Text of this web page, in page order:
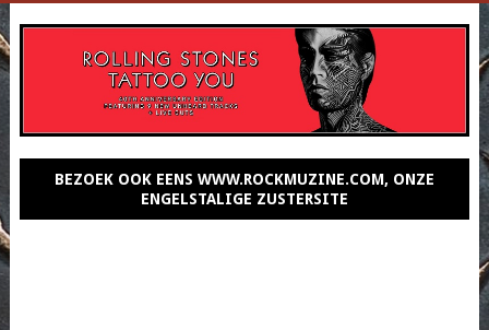
BEZOEK OOK EENS WWW.ROCKMUZINE.COM, ONZE
ENGELSTALIGE ZUSTERSITE